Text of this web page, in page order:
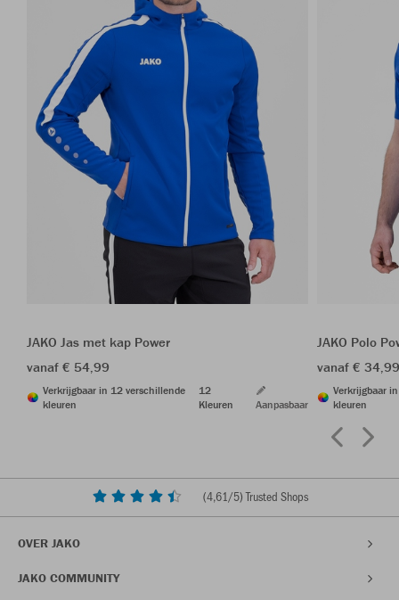
JAKO Jas met kap Power
vanaf € 54,99
Verkrijgbaar in 12 verschillende
kleuren
12
Kleuren
Aanpasbaar
JAKO Polo
vanaf €
Verkrijgbaar
kleuren
(4,61/5) Trusted Shops
OVER JAKO
JAKO COMMUNITY